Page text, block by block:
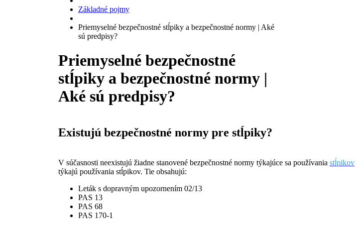
Základné pojmy
Priemyselné bezpečnostné stĺpiky a bezpečnostné normy | Aké
sú predpisy?
Priemyselné bezpečnostné
stĺpiky a bezpečnostné normy |
Aké sú predpisy?
Existujú bezpečnostné normy pre stĺpiky?
V súčasnosti neexistujú žiadne stanovené bezpečnostné normy týkajúce sa používania stĺpikov
týkajú používania stĺpikov. Tie obsahujú:
Leták s dopravným upozornením 02/13
PAS 13
PAS 68
PAS 170-1